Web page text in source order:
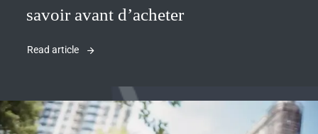
savoir avant d’acheter
Read article